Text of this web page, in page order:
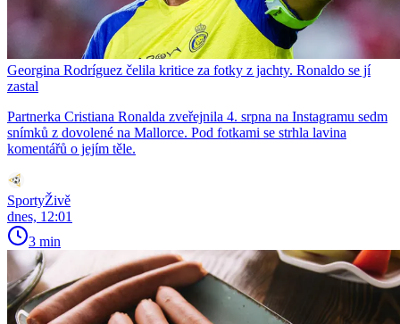
Georgina Rodríguez čelila kritice za fotky z jachty. Ronaldo se jí
zastal
Partnerka Cristiana Ronalda zveřejnila 4. srpna na Instagramu sedm
snímků z dovolené na Mallorce. Pod fotkami se strhla lavina
komentářů o jejím těle.
SportyŽivě
dnes, 12:01
3 min